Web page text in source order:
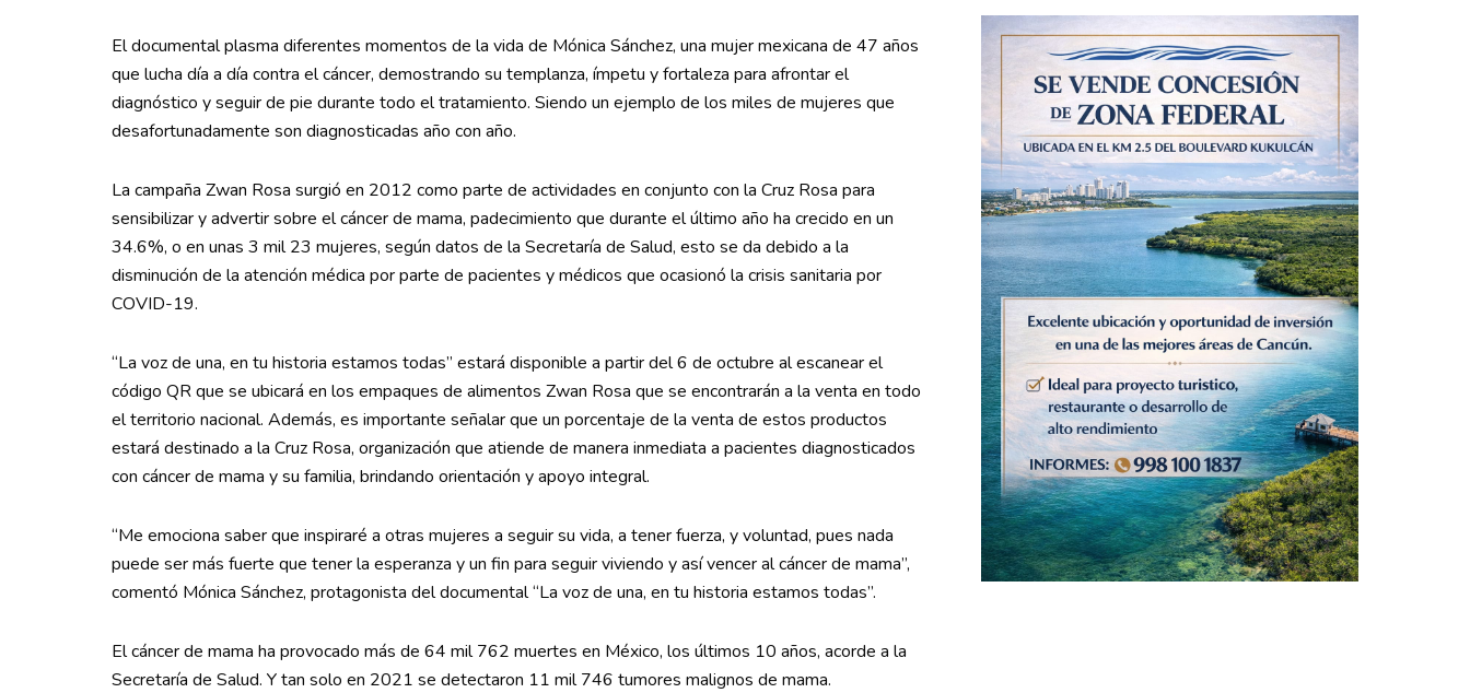
El documental plasma diferentes momentos de la vida de Mónica Sánchez, una mujer mexicana de 47 años
que lucha día a día contra el cáncer, demostrando su templanza, ímpetu y fortaleza para afrontar el
diagnóstico y seguir de pie durante todo el tratamiento. Siendo un ejemplo de los miles de mujeres que
desafortunadamente son diagnosticadas año con año.
La campaña Zwan Rosa surgió en 2012 como parte de actividades en conjunto con la Cruz Rosa para
sensibilizar y advertir sobre el cáncer de mama, padecimiento que durante el último año ha crecido en un
34.6%, o en unas 3 mil 23 mujeres, según datos de la Secretaría de Salud, esto se da debido a la
disminución de la atención médica por parte de pacientes y médicos que ocasionó la crisis sanitaria por
COVID-19.
“La voz de una, en tu historia estamos todas” estará disponible a partir del 6 de octubre al escanear el
código QR que se ubicará en los empaques de alimentos Zwan Rosa que se encontrarán a la venta en todo
el territorio nacional. Además, es importante señalar que un porcentaje de la venta de estos productos
estará destinado a la Cruz Rosa, organización que atiende de manera inmediata a pacientes diagnosticados
con cáncer de mama y su familia, brindando orientación y apoyo integral.
“Me emociona saber que inspiraré a otras mujeres a seguir su vida, a tener fuerza, y voluntad, pues nada
puede ser más fuerte que tener la esperanza y un fin para seguir viviendo y así vencer al cáncer de mama”,
comentó Mónica Sánchez, protagonista del documental “La voz de una, en tu historia estamos todas”.
El cáncer de mama ha provocado más de 64 mil 762 muertes en México, los últimos 10 años, acorde a la
Secretaría de Salud. Y tan solo en 2021 se detectaron 11 mil 746 tumores malignos de mama.